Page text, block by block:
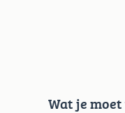
Wat je